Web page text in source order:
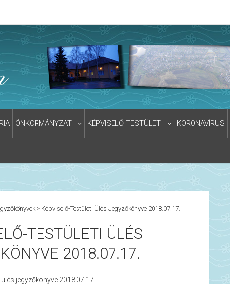
ÖNKORMÁNYZAT KÉPVISELŐ TESTÜLET KORONAVÍRUS
> Képviselő-Testületi Ülés Jegyzőkönyve 2018.07.17.
TESTÜLETI ÜLÉS
2018.07.17.
jegyzőkönyve 2018.07.17.